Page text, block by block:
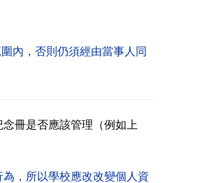
內，否則仍須經由當事人同
冊是否應該管理（例如上
，所以學校應改改變個人資